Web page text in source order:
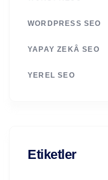
WORDPRESS SEO
YAPAY ZEKÂ SEO
YEREL SEO
Etiketler